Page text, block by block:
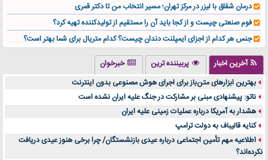
درمان شقاق با لیزر در مرکز تهران؛ مسیر انتخاب من تا دکتر قمری
فوم صنعتی چیست و از کجا باید آن را مستقیم از تولیدکننده تهیه کرد؟
جنس هر کدام از اجزای ایمپلنت دندان چیست؟ کدام متریال برای شما بهتر است؟
تولید لیوان کاغذی یک کسب‌ و کار پر سود و رو‌ به‌ رشد در بازار ایران
درد زانو بعد از تمرین با تردمیل؟ شاید مشکل از این انتخاب باشد
آینده موسیقی هم‌اکنون در اینجاست
بهترین راه تبلیغات کلینیک زیبایی و افزایش مشتری کدام است؟
مقایسه قالب آسترا با وودمارت و فلت‌سام (فارسی)
خرید سمعک کارکرده یا دست دوم | نکات مهم قبل از تصمیم‌گیری
خرید و فروش قطعات سرور دست دوم در ماهان شبکه ایرانیان
آخرین اخبار پربیننده ترین
خبرخوان
بهترین ابزارهای متن‌باز برای اجرای هوش مصنوعی بدون اینترنت
ناتو: پیشنهادی مبنی بر مشارکت در جنگ علیه ایران نشده است
هشدار به آمریکا درباره عملیات زمینی علیه ایران
کنایه قالیباف به دولت ترامپ
اطلاعیه مهم تأمین اجتماعی درباره عیدی بازنشستگان/ چرا برخی هنوز عیدی دریافت
نکرده‌اند؟